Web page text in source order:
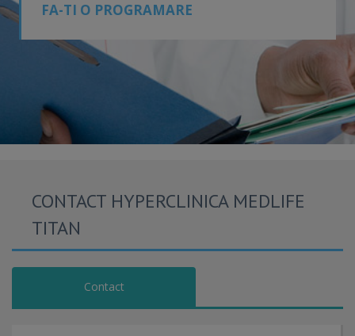
FA-TI O PROGRAMARE
CONTACT HYPERCLINICA MEDLIFE
TITAN
Contact